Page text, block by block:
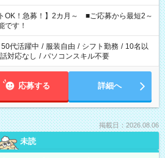
」 「余裕を持って夕飯の準備がしたい」
したくない」 など、ご希望を教えてください
事の勤務時間。 合計で週40時間を超える場
。
OK！急募！】2カ月～ ■ご応募から最短2～
です！
代活躍中 / 服装自由 / シフト勤務 / 10名以
対応なし / パソコンスキル不要
応募する 詳細へ
掲載日：2026.08.06
未読